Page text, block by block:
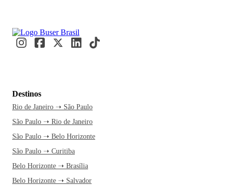
Destinos
Rio de Janeiro ➝ São Paulo
São Paulo ➝ Rio de Janeiro
São Paulo ➝ Belo Horizonte
São Paulo ➝ Curitiba
Belo Horizonte ➝ Brasília
Belo Horizonte ➝ Salvador